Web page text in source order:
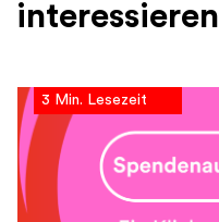
interessieren
3 Min. Lesezeit